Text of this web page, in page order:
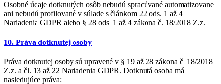
Osobné údaje dotknutých osôb nebudú spracúvané automatizovane
ani nebudú profilované v súlade s článkom 22 ods. 1 až 4
Nariadenia GDPR alebo § 28 ods. 1 až 4 zákona č. 18/2018 Z.z.
10. Práva dotknutej osoby
Práva dotknutej osoby sú upravené v § 19 až 28 zákona č. 18/2018
Z.z. a čl. 13 až 22 Nariadenia GDPR. Dotknutá osoba má
nasledujúce práva: